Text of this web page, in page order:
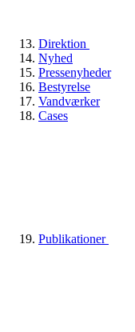
Direktion
Nyhed
Pressenyheder
Bestyrelse
Vandværker
Cases
Publikationer